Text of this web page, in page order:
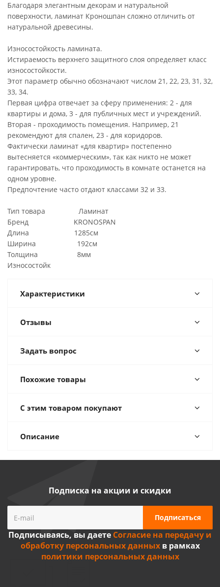
Благодаря элегантным декорам и натуральной
поверхности, ламинат Кроношпан сложно отличить от
натуральной древесины.
Износостойкость ламината.
Истираемость верхнего защитного слоя определяет класс
износостойкости.
Этот параметр обычно обозначают числом 21, 22, 23, 31, 32,
33, 34.
Первая цифра отвечает за сферу применения: 2 - для
квартиры и дома, 3 - для публичных мест и учреждений.
Вторая - проходимость помещения. Например, 21
рекомендуют для спален, 23 - для коридоров.
Фактически ламинат «для квартир» постепенно
вытесняется «коммерческим», так как никто не может
гарантировать, что проходимость в комнате останется на
одном уровне.
Предпочтение часто отдают классами 32 и 33.
Тип товара Ламинат
Бренд KRONOSPAN
Длина 1285см
Ширина 192см
Толщина 8мм
Износостойк
Характеристики
Отзывы
Задать вопрос
Похожие товары
С этим товаром покупают
Описание
Подписка на акции и скидки
Подписываясь, вы даете Согласие на передачу и
обработку персональных данныхв рамках
политики персональных данных